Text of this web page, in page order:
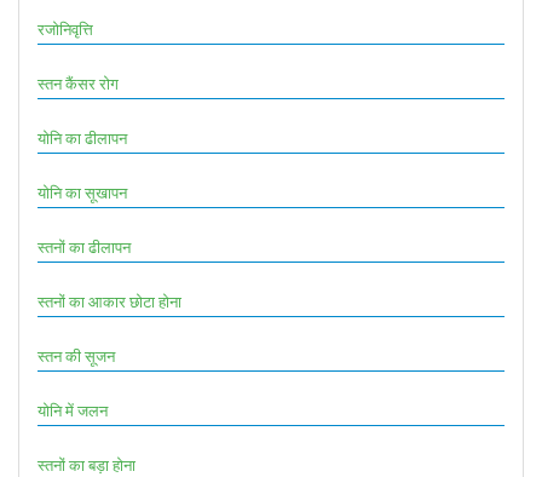
रजोनिवृत्ति
स्तन कैंसर रोग
योनि का ढीलापन
योनि का सूखापन
स्तनों का ढीलापन
स्तनों का आकार छोटा होना
स्तन की सूजन
योनि में जलन
स्तनों का बड़ा होना